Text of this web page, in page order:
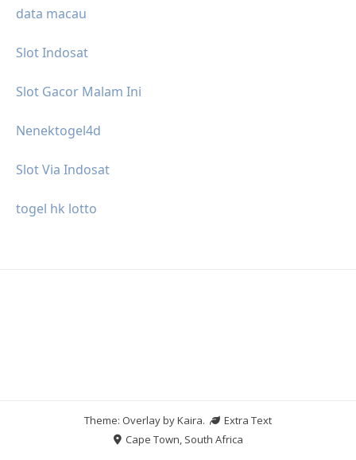
data macau
Slot Indosat
Slot Gacor Malam Ini
Nenektogel4d
Slot Via Indosat
togel hk lotto
Theme: Overlay byKaira.
Extra Text
Cape Town, South Africa